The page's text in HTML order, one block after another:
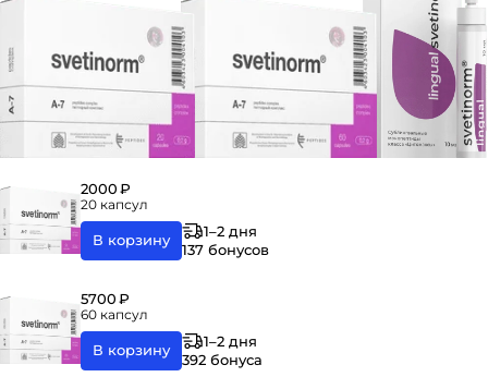
2000 ₽
20 капсул
В корзину
1–2 дня
137 бонусов
5700 ₽
60 капсул
В корзину
1–2 дня
392 бонуса